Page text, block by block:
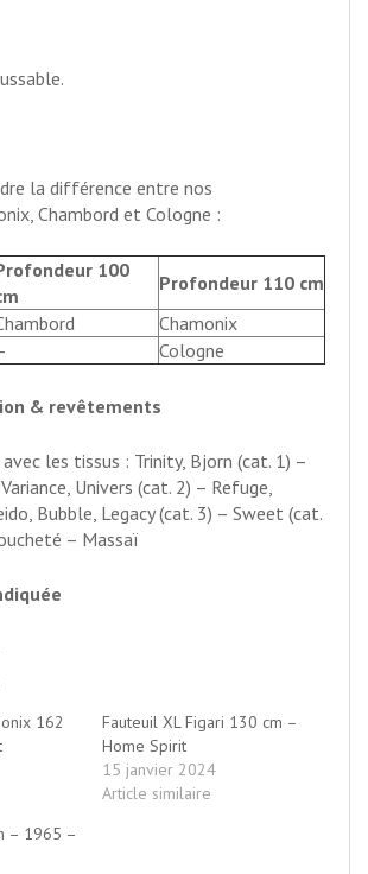
la différence entre nos
Chambord et Cologne :
100
Profondeur 110 cm
Chamonix
Cologne
& revêtements
les tissus : Trinity, Bjorn (cat. 1) –
Univers (cat. 2) – Refuge,
Bubble, Legacy (cat. 3) – Sweet (cat.
– Massaï
162
Fauteuil XL Figari 130 cm –
Home Spirit
15 janvier 2024
Article similaire
– 1965 –